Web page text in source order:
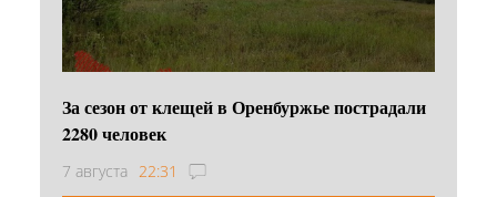
За сезон от клещей в Оренбуржье пострадали
2280 человек
7 августа 22:31